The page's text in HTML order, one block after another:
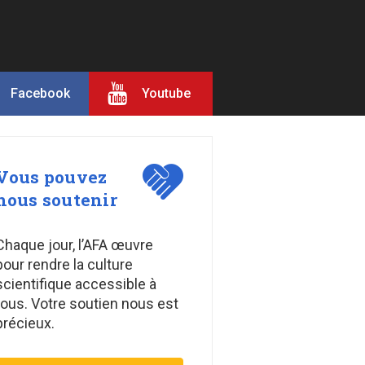
Facebook Youtube
pouvez
soutenir
jour, l’AFA œuvre
rendre la culture
accessible à
Votre soutien nous est